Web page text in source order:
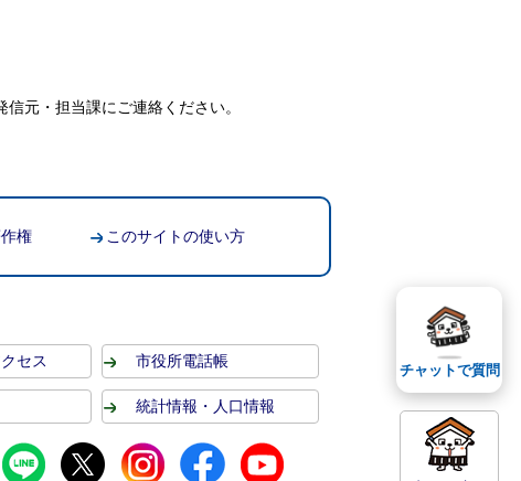
元・担当課にご連絡ください。
権 このサイトの使い方
セス 市役所電話帳
統計情報・人口情報
チャットで質問